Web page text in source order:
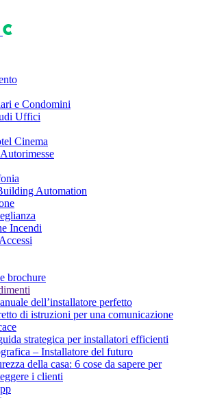
e Condomini
Uffici
Cinema
Automation
Incendi
brochure
dell’installatore perfetto
di istruzioni per una comunicazione
strategica per installatori efficienti
– Installatore del futuro
della casa: 6 cose da sapere per
i clienti